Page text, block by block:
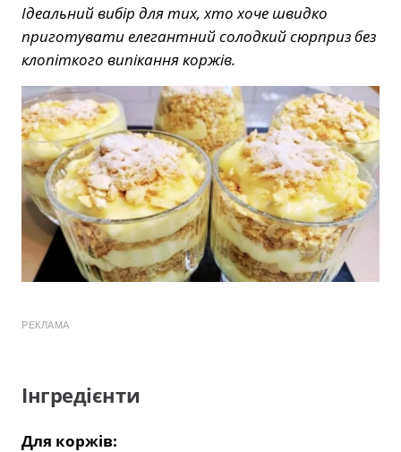
Ідеальний вибір для тих, хто хоче швидко
приготувати елегантний солодкий сюрприз без
клопіткого випікання коржів.
РЕКЛАМА
Інгредієнти
Для коржів: